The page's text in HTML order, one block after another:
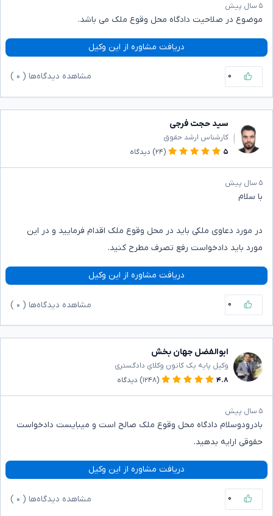
۵ سال پیش
موضوع در صلاحیت دادگاه محل وقوع ملک می باشد.
دریافت مشاوره از این وکیل
۰ مشاهده دیدگاه‌ها ( ۰
سید حجت فرجی
کارشناس ارشد حقوق
۵
(۲۴) دیدگاه
۵ سال پیش
با سلام
در مورد دعاوی ملکی باید در محل وقوع ملک اقدام فرمایید و در این
مورد باید دادخواست رفع تصرف مطرح کنید.
دریافت مشاوره از این وکیل
۰ مشاهده دیدگاه‌ها ( ۰
ابوالفضل جهان بخش
وکیل پایه یک کانون وکلای دادگستری
۴.۸
(۱۲۴۸) دیدگاه
۵ سال پیش
بادرودوسلام دادگاه محل وقوع ملک صالح است و میبایست دادخواست
حقوقی ارایه بدهید.
دریافت مشاوره از این وکیل
۰ مشاهده دیدگاه‌ها ( ۰